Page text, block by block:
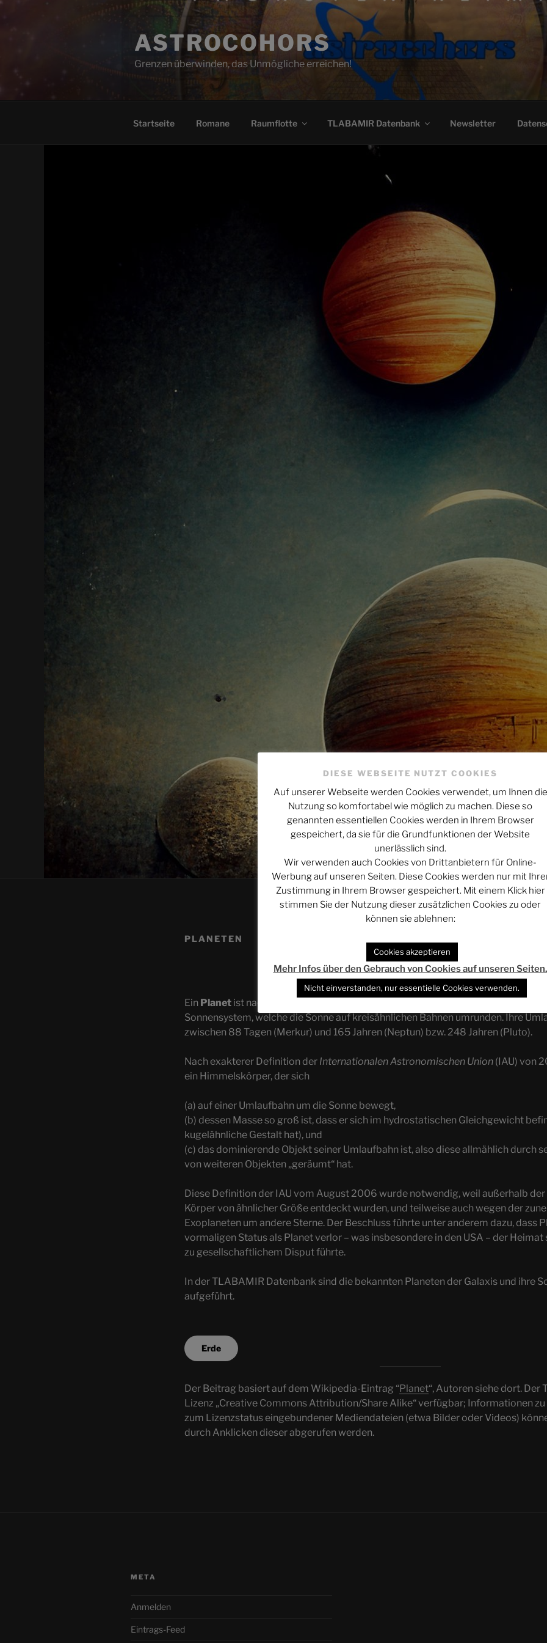
Zum
ASTROCOHORS
Grenzen überwinden, das Unmögliche erreichen!
Startseite Romane Raumflotte TLABAMIR Datenbank Newsletter
PLANETEN
Ein Planet ist nach traditioneller Sicht einer der acht oder neun großen
Sonnensystem, welche die Sonne auf kreisähnlichen Bahnen umrunden. Ihre
zwischen 88 Tagen (Merkur) und 165 Jahren (Neptun) bzw. 248 Jahren (Pluto).
Nach exakterer Definition der Internationalen Astronomischen Union (IAU) von
ein Himmelskörper, der sich
(a) auf einer Umlaufbahn um die Sonne bewegt,
(b) dessen Masse so groß ist, dass er sich im hydrostatischen Gleichgewicht
kugelähnliche Gestalt hat), und
(c) das dominierende Objekt seiner Umlaufbahn ist, also diese allmählich durch
von weiteren Objekten „geräumt“ hat.
Diese Definition der IAU vom August 2006 wurde notwendig, weil außerhalb
Körper von ähnlicher Größe entdeckt wurden, und teilweise auch wegen der
Exoplaneten um andere Sterne. Der Beschluss führte unter anderem dazu, dass
vormaligen Status als Planet verlor – was insbesondere in den USA – der Heimat
zu gesellschaftlichem Disput führte.
In der TLABAMIR Datenbank sind die bekannten Planeten der Galaxis und ihre
aufgeführt.
Erde
Der Beitrag basiert auf dem Wikipedia-Eintrag “Planet“, Autoren siehe dort. Der
Lizenz „Creative Commons Attribution/Share Alike“ verfügbar; Informationen zu
zum Lizenzstatus eingebundener Mediendateien (etwa Bilder oder Videos)
durch Anklicken dieser abgerufen werden.
META
Anmelden
Eintrags-Feed
DIESE WEBSEITE NUTZT COOKIES
Auf unserer Webseite werden Cookies verwendet, um Ihnen die
Nutzung so komfortabel wie möglich zu machen. Diese so
genannten essentiellen Cookies werden in Ihrem Browser
gespeichert, da sie für die Grundfunktionen der Website
unerlässlich sind.
Wir verwenden auch Cookies von Drittanbietern für Online-
Werbung auf unseren Seiten. Diese Cookies werden nur mit
Zustimmung in Ihrem Browser gespeichert. Mit einem Klick hier
stimmen Sie der Nutzung dieser zusätzlichen Cookies zu oder
können sie ablehnen:
Cookies akzeptieren
Mehr Infos über den Gebrauch von Cookies auf unseren Seiten.
Nicht einverstanden, nur essentielle Cookies verwenden.